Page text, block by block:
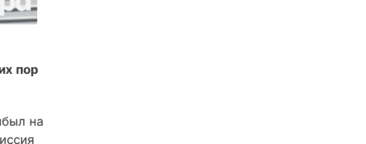
пор
на